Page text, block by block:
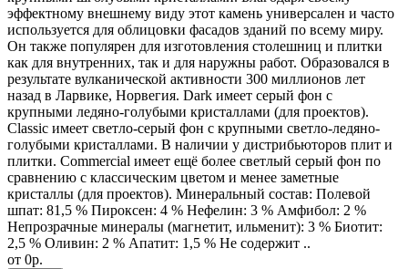
эффектному внешнему виду этот камень универсален и часто
используется для облицовки фасадов зданий по всему миру.
Он также популярен для изготовления столешниц и плитки
как для внутренних, так и для наружны работ. Образовался в
результате вулканической активности 300 миллионов лет
назад в Ларвике, Норвегия. Dark имеет серый фон с
крупными ледяно-голубыми кристаллами (для проектов).
Classic имеет светло-серый фон с крупными светло-ледяно-
голубыми кристаллами. В наличии у дистрибьюторов плит и
плитки. Commercial имеет ещё более светлый серый фон по
сравнению с классическим цветом и менее заметные
кристаллы (для проектов). Минеральный состав: Полевой
шпат: 81,5 % Пироксен: 4 % Нефелин: 3 % Амфибол: 2 %
Непрозрачные минералы (магнетит, ильменит): 3 % Биотит:
2,5 % Оливин: 2 % Апатит: 1,5 % Не содержит ..
от 0р.